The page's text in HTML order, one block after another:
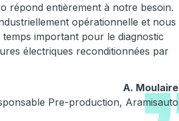
répond entièrement à notre besoin.
opérationnelle et nous
important pour le diagnostic
électriques reconditionnées par
A. Moulaire
Pre-production, Aramisauto